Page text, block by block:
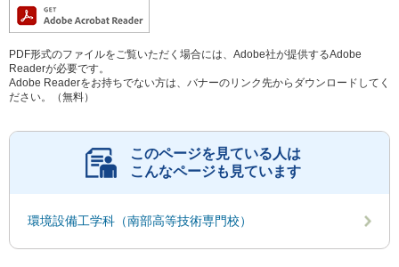
PDF形式のファイルをご覧いただく場合には、Adobe社が提供するAdobe
Readerが必要です。
Adobe Readerをお持ちでない方は、バナーのリンク先からダウンロードしてく
ださい。（無料）
このページを見ている人は
こんなページも見ています
環境設備工学科（南部高等技術専門校）